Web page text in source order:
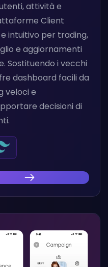
attività e
Client
intuitivo per trading,
e aggiornamenti
Sostituendo i vecchi
dashboard facili da
veloci e
decisioni di